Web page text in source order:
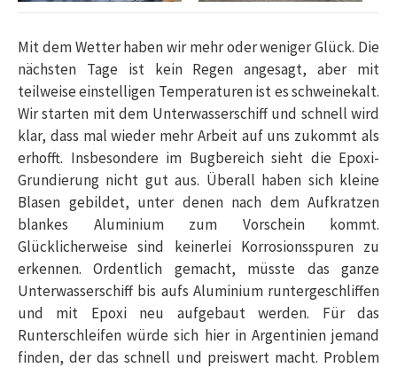
Mit dem Wetter haben wir mehr oder weniger Glück. Die
nächsten Tage ist kein Regen angesagt, aber mit
teilweise einstelligen Temperaturen ist es schweinekalt.
Wir starten mit dem Unterwasserschiff und schnell wird
klar, dass mal wieder mehr Arbeit auf uns zukommt als
erhofft. Insbesondere im Bugbereich sieht die Epoxi-
Grundierung nicht gut aus. Überall haben sich kleine
Blasen gebildet, unter denen nach dem Aufkratzen
blankes Aluminium zum Vorschein kommt.
Glücklicherweise sind keinerlei Korrosionsspuren zu
erkennen. Ordentlich gemacht, müsste das ganze
Unterwasserschiff bis aufs Aluminium runtergeschliffen
und mit Epoxi neu aufgebaut werden. Für das
Runterschleifen würde sich hier in Argentinien jemand
finden, der das schnell und preiswert macht. Problem